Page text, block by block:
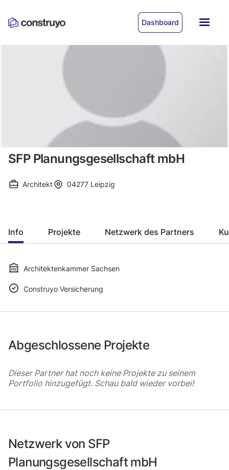
Dashboard
SFP Planungsgesellschaft mbH
Architekt 04277 Leipzig
Info Projekte Netzwerk des Partners
Architektenkammer Sachsen
Construyo Versicherung
Abgeschlossene Projekte
Dieser Partner hat noch keine Projekte zu seinem
Portfolio hinzugefügt. Schau bald wieder vorbei!
Netzwerk von SFP
Planungsgesellschaft mbH